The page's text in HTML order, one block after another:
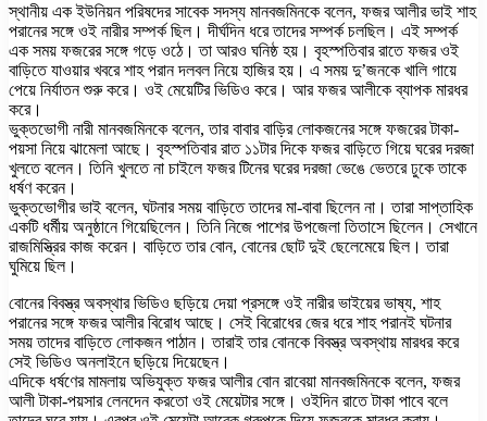
স্থানীয় এক ইউনিয়ন পরিষদের সাবেক সদস্য মানবজমিনকে বলেন, ফজর আলীর ভাই শাহ
পরানের সঙ্গে ওই নারীর সম্পর্ক ছিল। দীর্ঘদিন ধরে তাদের সম্পর্ক চলছিল। এই সম্পর্ক
এক সময় ফজরের সঙ্গে গড়ে ওঠে। তা আরও ঘনিষ্ঠ হয়। বৃহস্পতিবার রাতে ফজর ওই
বাড়িতে যাওয়ার খবরে শাহ পরান দলবল নিয়ে হাজির হয়। এ সময় দু’জনকে খালি গায়ে
পেয়ে নির্যাতন শুরু করে। ওই মেয়েটির ভিডিও করে। আর ফজর আলীকে ব্যাপক মারধর
করে।
ভুক্তভোগী নারী মানবজমিনকে বলেন, তার বাবার বাড়ির লোকজনের সঙ্গে ফজরের টাকা-
পয়সা নিয়ে ঝামেলা আছে। বৃহস্পতিবার রাত ১১টার দিকে ফজর বাড়িতে গিয়ে ঘরের দরজা
খুলতে বলেন। তিনি খুলতে না চাইলে ফজর টিনের ঘরের দরজা ভেঙে ভেতরে ঢুকে তাকে
ধর্ষণ করেন।
ভুক্তভোগীর ভাই বলেন, ঘটনার সময় বাড়িতে তাদের মা-বাবা ছিলেন না। তারা সাপ্তাহিক
একটি ধর্মীয় অনুষ্ঠানে গিয়েছিলেন। তিনি নিজে পাশের উপজেলা তিতাসে ছিলেন। সেখানে
রাজমিস্ত্রির কাজ করেন। বাড়িতে তার বোন, বোনের ছোট দুই ছেলেমেয়ে ছিল। তারা
ঘুমিয়ে ছিল।
বোনের বিবস্ত্র অবস্থার ভিডিও ছড়িয়ে দেয়া প্রসঙ্গে ওই নারীর ভাইয়ের ভাষ্য, শাহ
পরানের সঙ্গে ফজর আলীর বিরোধ আছে। সেই বিরোধের জের ধরে শাহ পরানই ঘটনার
সময় তাদের বাড়িতে লোকজন পাঠান। তারাই তার বোনকে বিবস্ত্র অবস্থায় মারধর করে
সেই ভিডিও অনলাইনে ছড়িয়ে দিয়েছেন।
এদিকে ধর্ষণের মামলায় অভিযুক্ত ফজর আলীর বোন রাবেয়া মানবজমিনকে বলেন, ফজর
আলী টাকা-পয়সার লেনদেন করতো ওই মেয়েটার সঙ্গে। ওইদিন রাতে টাকা পাবে বলে